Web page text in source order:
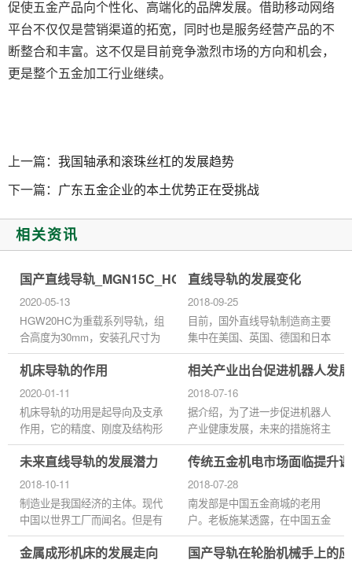
促使五金产品向个性化、高端化的品牌发展。借助移动网络
平台不仅仅是营销渠道的拓宽，同时也是服务经营产品的不
断整合和丰富。这不仅是目前竞争激烈市场的方向和机会，
更是整个五金加工行业继续。
上一篇： 我国轴承和滚珠丝杠的发展趋势
下一篇： 广东五金企业的本土优势正在受挑战
相关资讯
国产直线导轨_MGN15C_HGW20HC_参数样本选型手册
2020-05-13
HGW20HC为重载系列导轨，组
合高度为30mm，安装孔尺寸为
53*40，请勿使用在高于摄氏80
度的环境中（耐热规格除外），
以免损环产品之密封件，进而缩
短使用寿...
直线导轨的发展变化
2018-09-25
目前，国外直线导轨制造商主要
集中在美国、英国、德国和日本
等国家。与国外相比，我国直线
导轨的制造还存在一定的差距，
主要表现在品种少、产量小...
机床导轨的作用
2020-01-11
机床导轨的功用是起导向及支承
作用，它的精度、刚度及结构形
式等对机床的加工精度和承载能
力有直接影响。为了保证数控机
床具有较高的加工精度和较...
相关产业出台促进机器人发
2018-07-16
据介绍，为了进一步促进机器人
产业健康发展，未来的措施将主
要聚焦两大关键点。首先是推进
机器人产业迈向中高端。为此，
工信部将率先进一步整合产...
未来直线导轨的发展潜力
2018-10-11
制造业是我国经济的主体。现代
中国以世界工厂而闻名。但是有
这么多的问题，这给人的印象
是，中国商品是好的和坏的在一
传统五金机电市场面临提升
2018-07-28
南发部是中国五金商城的老用
户。老板施某透露，在中国五金
商城开设网店后，销售额提高了
将近一倍。施老板说，刚开始时
金属成形机床的发展走向 国产导轨在轮胎机械手上的